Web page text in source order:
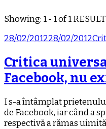
Showing: 1 - 1 of 1
28/02/201228/02/2012
Critica
Facebook, nu
I s-a întâmplat
de Facebook, iar când a
respectivă a rămas